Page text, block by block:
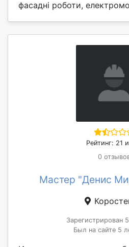
фасадні роботи,
Рейтинг: 21
0
Мастер "Денис
Зарегистрирован
Был на сайте 5